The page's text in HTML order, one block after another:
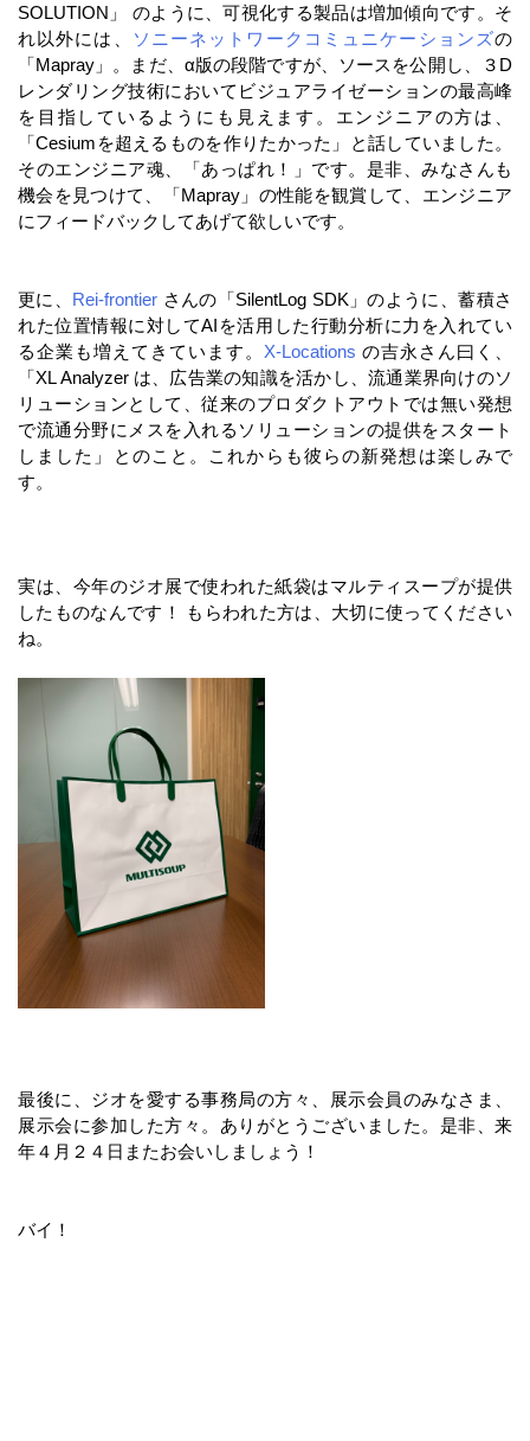
SOLUTION」 のように、可視化する製品は増加傾向です。そ
れ以外には、
ソニーネットワークコミュニケーションズの
「Mapray」。まだ、α版の段階ですが、ソースを公開し、３D
レンダリング技術においてビジュアライゼーションの最高峰
を目指しているようにも見えます。エンジニアの方は、
「Cesiumを超えるものを作りたかった」と話していました。
そのエンジニア魂、「あっぱれ！」です。是非、みなさんも
機会を見つけて、「Mapray」の性能を観賞して、エンジニア
にフィードバックしてあげて欲しいです。
更に、 Rei-frontier さんの「SilentLog SDK」のように、蓄積さ
れた位置情報に対してAIを活用した行動分析に力を入れてい
る企業も増えてきています。 X-Locations の吉永さん曰く、
「XL Analyzer は、広告業の知識を活かし、流通業界向けのソ
リューションとして、従来のプロダクトアウトでは無い発想
で流通分野にメスを入れるソリューションの提供をスタート
しました」とのこと。これからも彼らの新発想は楽しみで
す。
実は、今年のジオ展で使われた紙袋はマルティスープが提供
したものなんです！ もらわれた方は、大切に使ってください
ね。
最後に、ジオを愛する事務局の方々、展示会員のみなさま、
展示会に参加した方々。ありがとうございました。是非、来
年４月２４日またお会いしましょう！
バイ！